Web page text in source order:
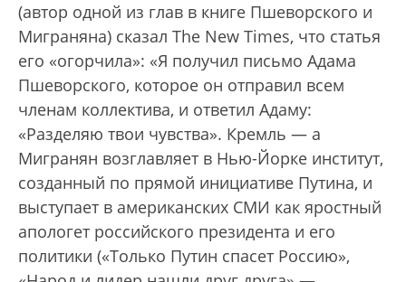
(автор одной из глав в книге Пшеворского и
Миграняна) сказал The New Times, что статья
его «огорчила»: «Я получил письмо Адама
Пшеворского, которое он отправил всем
членам коллектива, и ответил Адаму:
«Разделяю твои чувства». Кремль — а
Мигранян возглавляет в Нью-Йорке институт,
созданный по прямой инициативе Путина, и
выступает в американских СМИ как яростный
апологет российского президента и его
политики («Только Путин спасет Россию»,